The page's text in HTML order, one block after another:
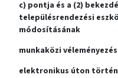
c) pontja és a (2)
településrendezési
módosításának
munkaközi
elektronikus úton